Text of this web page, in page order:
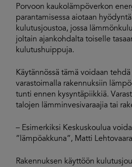
Porvoon kaukolämpöverkon
parantamisessa aiotaan
kulutusjoustoa, jossa
joltain ajankohdalta toiselle
kulutushuippuja.
Käytännössä tämä voidaan
varastoimalla rakennuksiin
tunti ennen kysyntäpiikkiä.
talojen lämminvesivaraajia tai
– Esimerkiksi Keskuskoulua
”lämpöakkuna”, Matti
Rakennuksen käyttöön